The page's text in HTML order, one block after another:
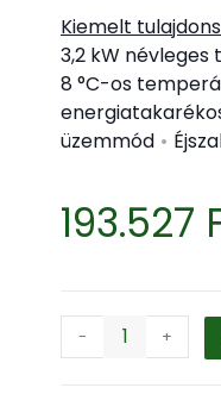
Kiemelt
3,2 kW
8 °C-os
üzemmód •
193.527
- +